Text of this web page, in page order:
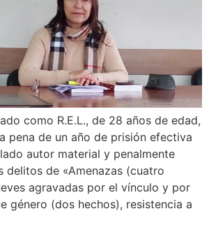
como R.E.L., de 28 años de edad,
pena de un año de prisión efectiva
autor material y penalmente
delitos de «Amenazas (cuatro
agravadas por el vínculo y por
género (dos hechos), resistencia a